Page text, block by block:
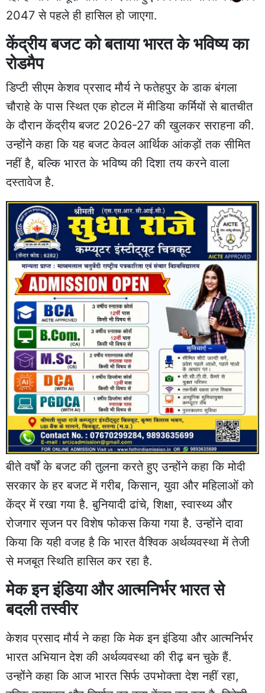
2047 से पहले ही हासिल हो जाएगा.
केंद्रीय बजट को बताया भारत के भविष्य का
रोडमैप
डिप्टी सीएम केशव प्रसाद मौर्य ने फतेहपुर के डाक बंगला
चौराहे के पास स्थित एक होटल में मीडिया कर्मियों से बातचीत
के दौरान केंद्रीय बजट 2026-27 की खुलकर सराहना की.
उन्होंने कहा कि यह बजट केवल आर्थिक आंकड़ों तक सीमित
नहीं है, बल्कि भारत के भविष्य की दिशा तय करने वाला
दस्तावेज है.
बीते वर्षों के बजट की तुलना करते हुए उन्होंने कहा कि मोदी
सरकार के हर बजट में गरीब, किसान, युवा और महिलाओं को
केंद्र में रखा गया है. बुनियादी ढांचे, शिक्षा, स्वास्थ्य और
रोजगार सृजन पर विशेष फोकस किया गया है. उन्होंने दावा
किया कि यही वजह है कि भारत वैश्विक अर्थव्यवस्था में तेजी
से मजबूत स्थिति हासिल कर रहा है.
मेक इन इंडिया और आत्मनिर्भर भारत से
बदली तस्वीर
केशव प्रसाद मौर्य ने कहा कि मेक इन इंडिया और आत्मनिर्भर
भारत अभियान देश की अर्थव्यवस्था की रीढ़ बन चुके हैं.
उन्होंने कहा कि आज भारत सिर्फ उपभोक्ता देश नहीं रहा,